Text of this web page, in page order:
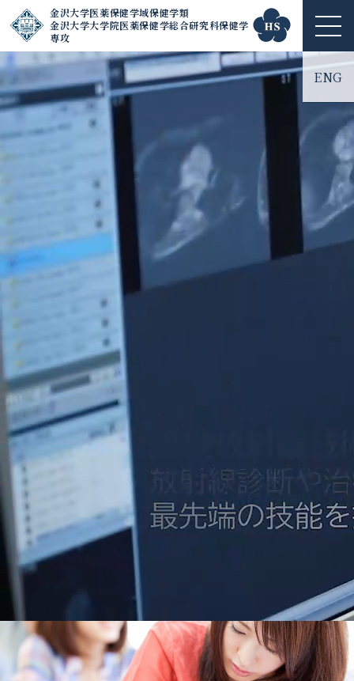
金沢大学医薬保健学域保健学類
金沢大学大学院医薬保健学総合研究科保健学
専攻
ME
NU
ENG